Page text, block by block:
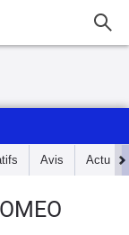
Avis Actu